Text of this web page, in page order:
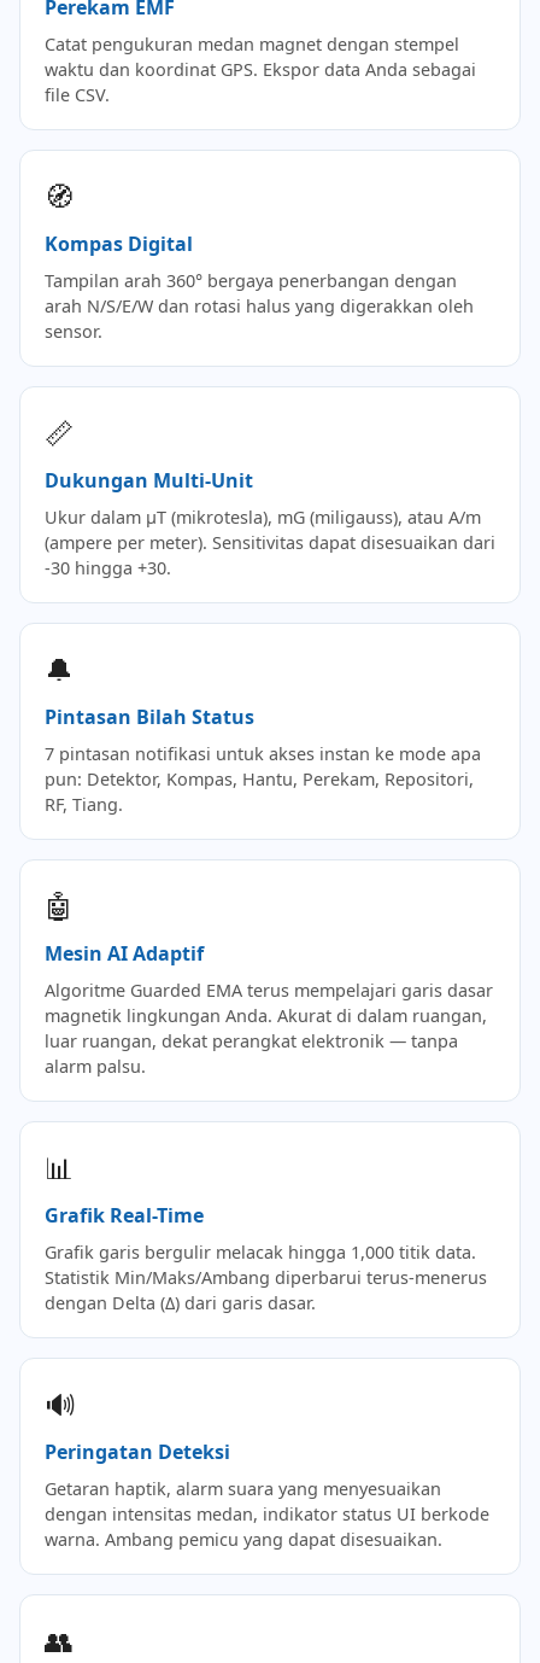
Perekam EMF
Catat pengukuran medan magnet dengan stempel
waktu dan koordinat GPS. Ekspor data Anda sebagai
file CSV.
🧭
Kompas Digital
Tampilan arah 360° bergaya penerbangan dengan
arah N/S/E/W dan rotasi halus yang digerakkan oleh
sensor.
📏
Dukungan Multi-Unit
Ukur dalam µT (mikrotesla), mG (miligauss), atau A/m
(ampere per meter). Sensitivitas dapat disesuaikan dari
-30 hingga +30.
🔔
Pintasan Bilah Status
7 pintasan notifikasi untuk akses instan ke mode apa
pun: Detektor, Kompas, Hantu, Perekam, Repositori,
RF, Tiang.
🤖
Mesin AI Adaptif
Algoritme Guarded EMA terus mempelajari garis dasar
magnetik lingkungan Anda. Akurat di dalam ruangan,
luar ruangan, dekat perangkat elektronik — tanpa
alarm palsu.
📊
Grafik Real-Time
Grafik garis bergulir melacak hingga 1,000 titik data.
Statistik Min/Maks/Ambang diperbarui terus-menerus
dengan Delta (Δ) dari garis dasar.
🔊
Peringatan Deteksi
Getaran haptik, alarm suara yang menyesuaikan
dengan intensitas medan, indikator status UI berkode
warna. Ambang pemicu yang dapat disesuaikan.
👥